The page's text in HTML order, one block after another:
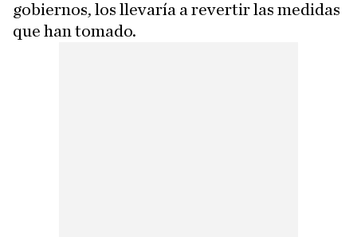
gobiernos, los llevaría a revertir las medidas
que han tomado.